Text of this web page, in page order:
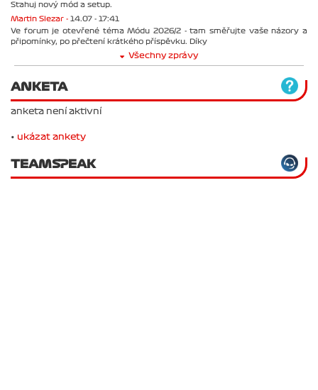
Stahuj nový mód a setup.
Martin Slezar - 14.07 - 17:41
Ve forum je otevřené téma Módu 2026/2 - tam směřujte vaše názory a
připomínky, po přečtení krátkého příspěvku. Díky
Všechny zprávy
ANKETA
anketa není aktivní
• ukázat ankety
TEAMSPEAK